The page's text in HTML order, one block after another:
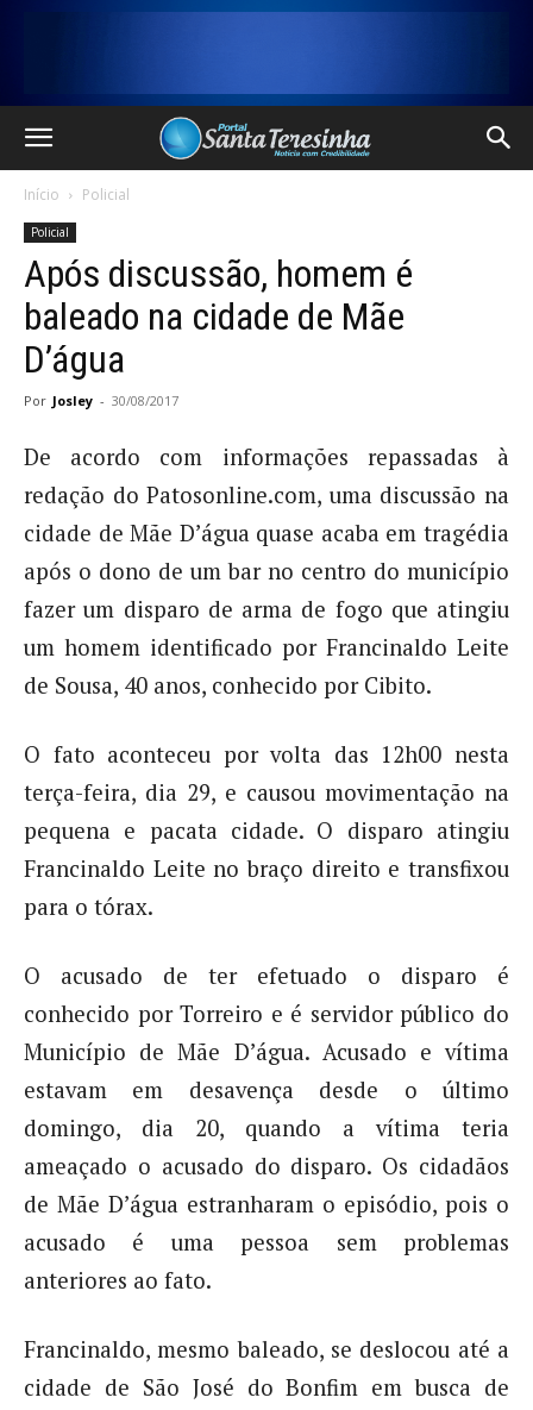
Início Policial
Policial
Após discussão, homem é
baleado na cidade de Mãe
D’água
Por Josley - 30/08/2017
De acordo com informações repassadas à
redação do Patosonline.com, uma discussão na
cidade de Mãe D’água quase acaba em tragédia
após o dono de um bar no centro do município
fazer um disparo de arma de fogo que atingiu
um homem identificado por Francinaldo Leite
de Sousa, 40 anos, conhecido por Cibito.
O fato aconteceu por volta das 12h00 nesta
terça-feira, dia 29, e causou movimentação na
pequena e pacata cidade. O disparo atingiu
Francinaldo Leite no braço direito e transfixou
para o tórax.
O acusado de ter efetuado o disparo é
conhecido por Torreiro e é servidor público do
Município de Mãe D’água. Acusado e vítima
estavam em desavença desde o último
domingo, dia 20, quando a vítima teria
ameaçado o acusado do disparo. Os cidadãos
de Mãe D’água estranharam o episódio, pois o
acusado é uma pessoa sem problemas
anteriores ao fato.
Francinaldo, mesmo baleado, se deslocou até a
cidade de São José do Bonfim em busca de